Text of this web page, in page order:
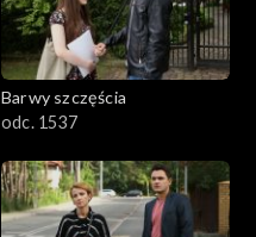
Barwy szczęścia
odc. 1537